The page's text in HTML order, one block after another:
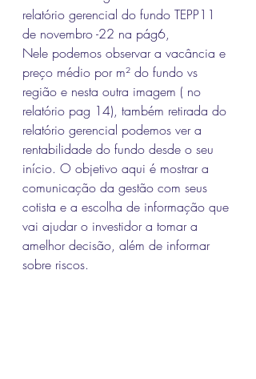
relatório gerencial do fundo TEPP11
de novembro -22 na pág6,
Nele podemos observar a vacância e
preço médio por m² do fundo vs
região e nesta outra imagem ( no
relatório pag 14), também retirada do
relatório gerencial podemos ver a
rentabilidade do fundo desde o seu
início. O objetivo aqui é mostrar a
comunicação da gestão com seus
cotista e a escolha de informação que
vai ajudar o investidor a tomar a
amelhor decisão, além de informar
sobre riscos.